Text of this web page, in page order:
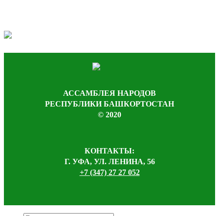
АССАМБЛЕЯ НАРОДОВ
РЕСПУБЛИКИ БАШКОРТОСТАН
© 2020
КОНТАКТЫ:
Г. УФА, УЛ. ЛЕНИНА, 56
+7 (347) 27 27 052